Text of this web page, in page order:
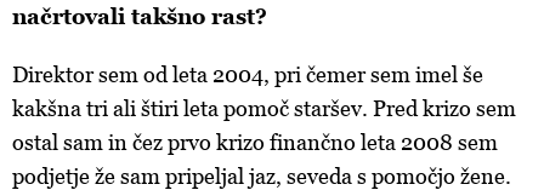
načrtovali takšno rast?
Direktor sem od leta 2004, pri čemer sem imel še
kakšna tri ali štiri leta pomoč staršev. Pred krizo sem
ostal sam in čez prvo krizo finančno leta 2008 sem
podjetje že sam pripeljal jaz, seveda s pomočjo žene.